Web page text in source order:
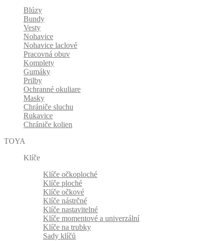
Blúzy
Bundy
Vesty
Nohavice
Nohavice laclové
Pracovná obuv
Komplety
Gumáky
Prilby
Ochranné okuliare
Masky
Chrániče sluchu
Rukavice
Chrániče kolien
TOYA
Klíče
Klíče očkoploché
Klíče ploché
Klíče očkové
Klíče nástrčné
Klíče nastavitelné
Klíče momentové a univerzální
Klíče na trubky
Sady klíčů